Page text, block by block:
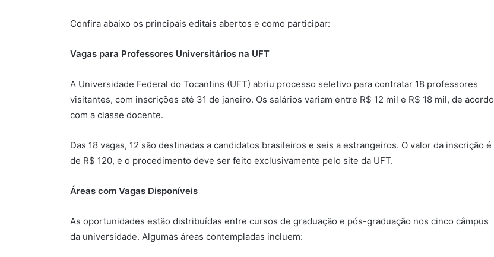
Confira abaixo os principais editais abertos e como participar:
Vagas para Professores Universitários na UFT
A Universidade Federal do Tocantins (UFT) abriu processo seletivo para contratar 18 professores
visitantes, com inscrições até 31 de janeiro. Os salários variam entre R$ 12 mil e R$ 18 mil, de acordo
com a classe docente.
Das 18 vagas, 12 são destinadas a candidatos brasileiros e seis a estrangeiros. O valor da inscrição é
de R$ 120, e o procedimento deve ser feito exclusivamente pelo site da UFT.
Áreas com Vagas Disponíveis
As oportunidades estão distribuídas entre cursos de graduação e pós-graduação nos cinco câmpus
da universidade. Algumas áreas contempladas incluem: